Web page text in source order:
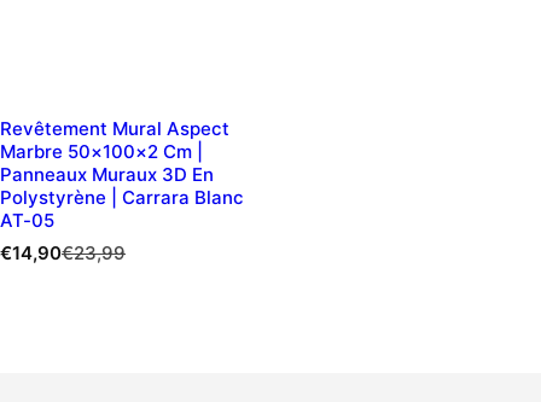
Revêtement Mural Aspect
Marbre 50×100×2 Cm |
Panneaux Muraux 3D En
Polystyrène | Carrara Blanc
AT-05
P
€14,90P
€23,99